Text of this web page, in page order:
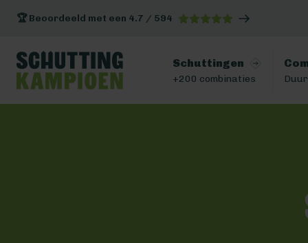
🏆 Beoordeeld met een 4.7 / 594
Schuttingen
+200 combinaties